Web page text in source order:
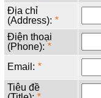
Địa chỉ
(Address): *
Điện thoại
(Phone): *
Email: *
Tiêu đề